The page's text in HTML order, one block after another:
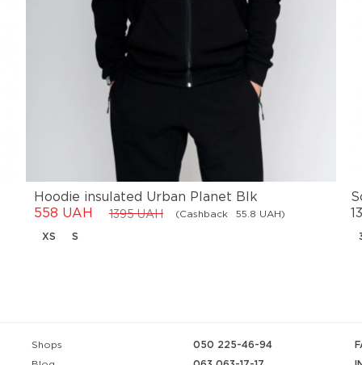
Hoodie insulated Urban Planet Blk
1395 UAH
558 UAH (Cashback 55.8 UAH)
XS S
Shops 050 225-46-94